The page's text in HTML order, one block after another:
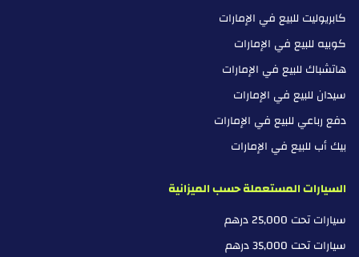
كابريوليت للبيع في الإمارات
كوبيه للبيع في الإمارات
هاتشباك للبيع في الإمارات
سيدان للبيع في الإمارات
دفع رباعي للبيع في الإمارات
بيك أب للبيع في الإمارات
السيارات المستعملة حسب الميزانية
سيارات تحت 25,000 درهم
سيارات تحت 35,000 درهم